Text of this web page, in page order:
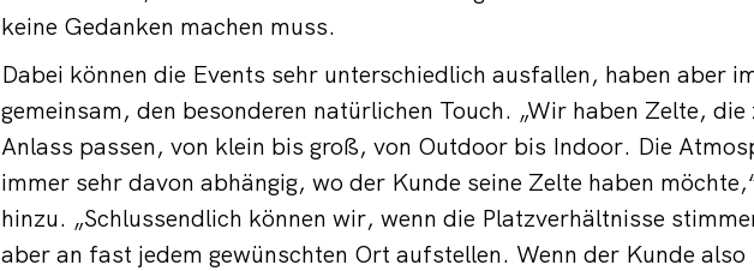
keine Gedanken machen muss.
Dabei können die Events sehr unterschiedlich ausfallen, haben aber
gemeinsam, den besonderen natürlichen Touch. „Wir haben Zelte, die
Anlass passen, von klein bis groß, von Outdoor bis Indoor. Die
immer sehr davon abhängig, wo der Kunde seine Zelte haben
hinzu. „Schlussendlich können wir, wenn die Platzverhältnisse
aber an fast jedem gewünschten Ort aufstellen. Wenn der Kunde also